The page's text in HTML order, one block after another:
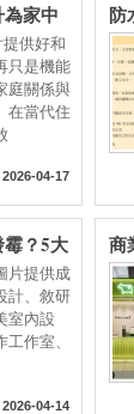
家中
供好和
只是機能
庭關係與
在當代住
2026-04-17
防
能
？5大
片提供成
計、敘研
室內設
作室、
2026-04-14
商
析
力